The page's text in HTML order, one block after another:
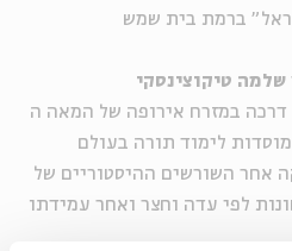
ברמת בית שמש
שלמה טיקוצינסקי
במזרח אירופה של המאה ה
לימוד תורה בעולם
אחר השורשים ההיסטוריים של
לפי עדה וחצר ואחר עמידתו